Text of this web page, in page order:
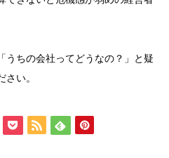
うちの会社ってどうなの？」と疑
い。